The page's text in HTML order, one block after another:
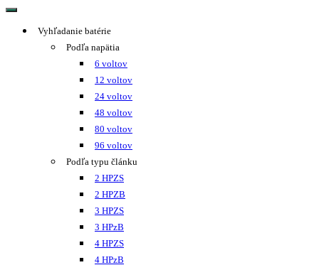
Hoppecke Batterien Slovakia spol. s r.o.
Online B2B konfigurátor HOPPECKE
Vyhľadanie batérie
Podľa napätia
6 voltov
12 voltov
24 voltov
48 voltov
80 voltov
96 voltov
Podľa typu článku
2 HPZS
2 HPZB
3 HPZS
3 HPzB
4 HPZS
4 HPzB